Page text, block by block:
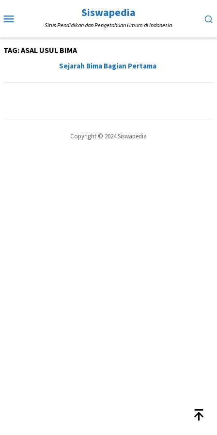
ke
Mobile
Siswapedia
Situs Pendidikan dan Pengetahuan Umum di Indonesia
TAG:ASAL USUL BIMA
Sejarah Bima Bagian Pertama
Copyright © 2024 Siswapedia